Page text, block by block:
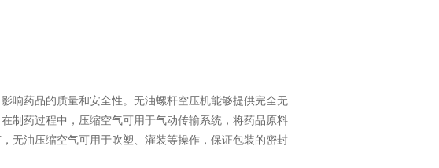
响药品的质量和安全性。无油螺杆空压机能够提供完全无
制药过程中，压缩空气可用于气动传输系统，将药品原料
无油压缩空气可用于吹塑、灌装等操作，保证包装的密封